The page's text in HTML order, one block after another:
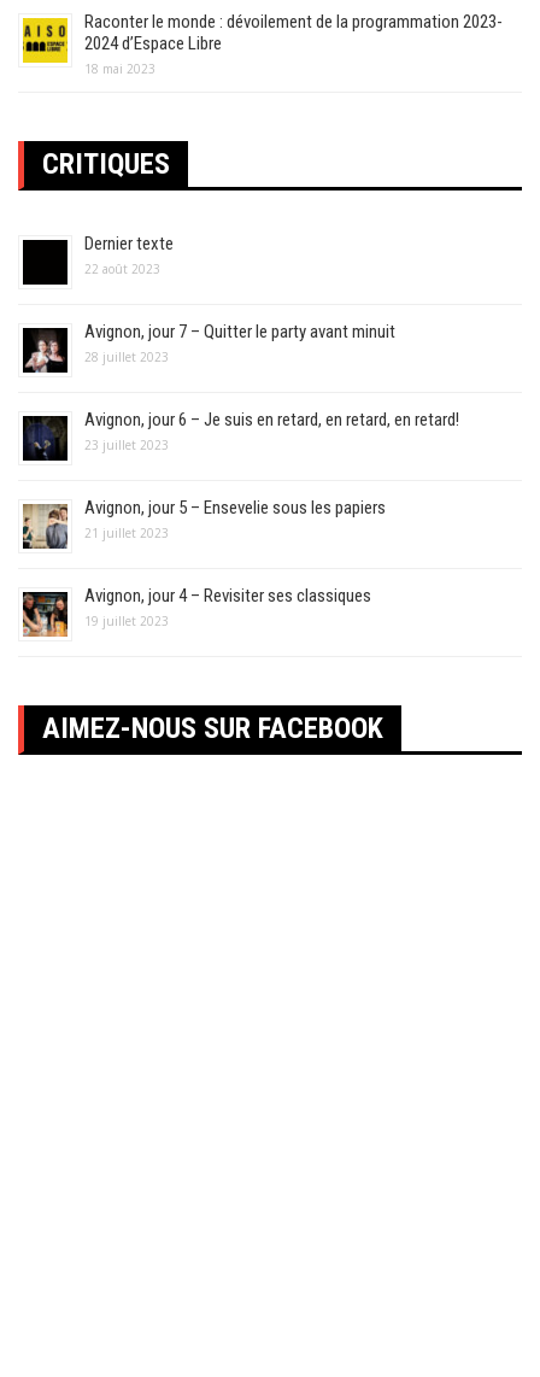
Raconter le monde : dévoilement de la programmation 2023-
2024 d’Espace Libre
18 mai 2023
CRITIQUES
Dernier texte
22 août 2023
Avignon, jour 7 – Quitter le party avant minuit
28 juillet 2023
Avignon, jour 6 – Je suis en retard, en retard, en retard!
23 juillet 2023
Avignon, jour 5 – Ensevelie sous les papiers
21 juillet 2023
Avignon, jour 4 – Revisiter ses classiques
19 juillet 2023
AIMEZ-NOUS SUR FACEBOOK